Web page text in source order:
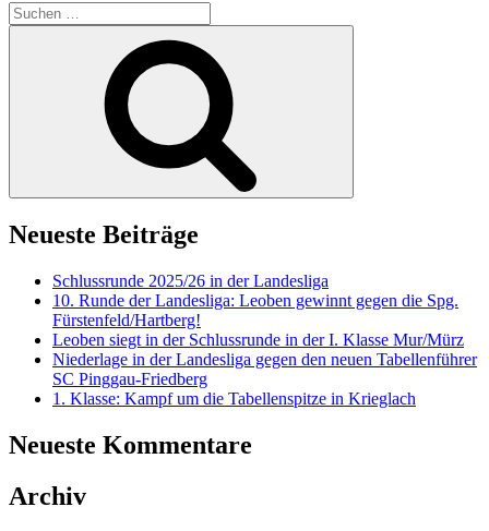
Suchen
nach:
Neueste Beiträge
Schlussrunde 2025/26 in der Landesliga
10. Runde der Landesliga: Leoben gewinnt gegen die Spg.
Fürstenfeld/Hartberg!
Leoben siegt in der Schlussrunde in der I. Klasse Mur/Mürz
Niederlage in der Landesliga gegen den neuen Tabellenführer
SC Pinggau-Friedberg
1. Klasse: Kampf um die Tabellenspitze in Krieglach
Neueste Kommentare
Archiv